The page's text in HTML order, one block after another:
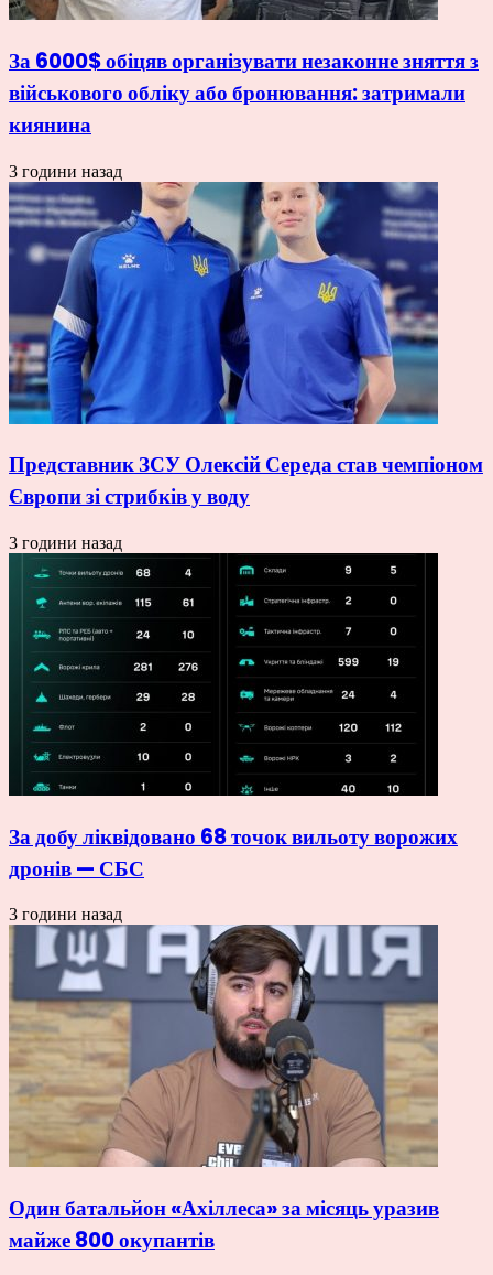
За 6000$ обіцяв організувати незаконне зняття з
військового обліку або бронювання: затримали
киянина
3 години назад
Представник ЗСУ Олексій Середа став чемпіоном
Європи зі стрибків у воду
3 години назад
За добу ліквідовано 68 точок вильоту ворожих
дронів — СБС
3 години назад
Один батальйон «Ахіллеса» за місяць уразив
майже 800 окупантів